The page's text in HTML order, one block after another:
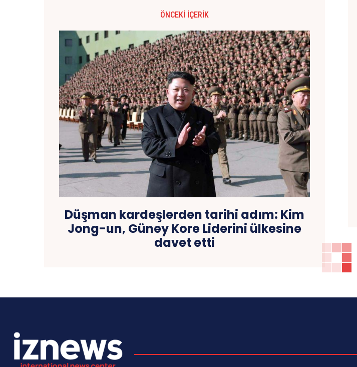
ÖNCEKI İÇERIK
Düşman kardeşlerden tarihi adım: Kim
Jong-un, Güney Kore Liderini ülkesine
davet etti